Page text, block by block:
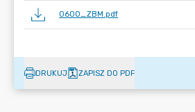
0600_ZBM.pdf
DRUKUJ ZAPISZ DO PDF